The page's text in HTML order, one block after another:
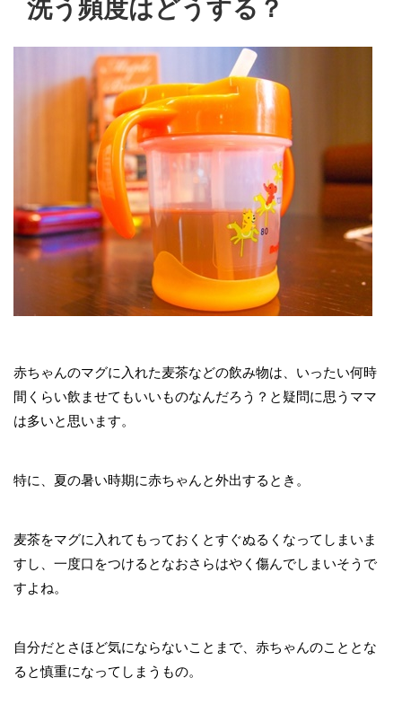
洗う頻度はどうする？
赤ちゃんのマグに入れた麦茶などの飲み物は、いったい何時
間くらい飲ませてもいいものなんだろう？と疑問に思うママ
は多いと思います。
特に、夏の暑い時期に赤ちゃんと外出するとき。
麦茶をマグに入れてもっておくとすぐぬるくなってしまいま
すし、一度口をつけるとなおさらはやく傷んでしまいそうで
すよね。
自分だとさほど気にならないことまで、赤ちゃんのこととな
ると慎重になってしまうもの。